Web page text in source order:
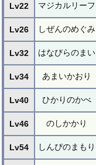
Lv22 マジカルリーフ
Lv26 しぜんのめぐみ
Lv32 はなびらのまい
Lv34 あまいかおり
Lv40 ひかりのかべ
Lv46 のしかかり
Lv54 しんぴのまもり